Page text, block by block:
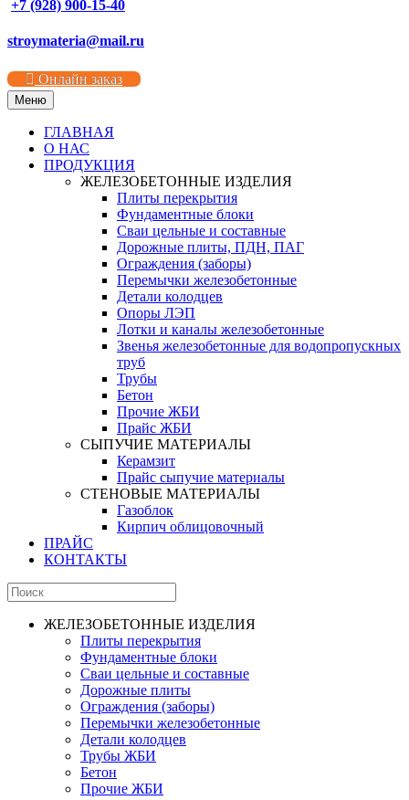
+7 (928) 900-15-40
stroymateria@mail.ru
Онлайн заказ
Меню
ГЛАВНАЯ
О НАС
ПРОДУКЦИЯ
ЖЕЛЕЗОБЕТОННЫЕ ИЗДЕЛИЯ
Плиты перекрытия
Фундаментные блоки
Сваи цельные и составные
Дорожные плиты, ПДН, ПАГ
Ограждения (заборы)
Перемычки железобетонные
Детали колодцев
Опоры ЛЭП
Лотки и каналы железобетонные
Звенья железобетонные для водопропускных
труб
Трубы
Бетон
Прочие ЖБИ
Прайс ЖБИ
СЫПУЧИЕ МАТЕРИАЛЫ
Керамзит
Прайс сыпучие материалы
СТЕНОВЫЕ МАТЕРИАЛЫ
Газоблок
Кирпич облицовочный
ПРАЙС
КОНТАКТЫ
ЖЕЛЕЗОБЕТОННЫЕ ИЗДЕЛИЯ
Плиты перекрытия
Фундаментные блоки
Сваи цельные и составные
Дорожные плиты
Ограждения (заборы)
Перемычки железобетонные
Детали колодцев
Трубы ЖБИ
Бетон
Прочие ЖБИ